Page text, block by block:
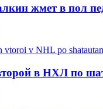
жмет в пол
в НХЛ по